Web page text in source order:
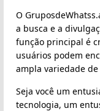
O
a busca e a
função principal é
usuários podem
ampla variedade
Seja você um
tecnologia, um